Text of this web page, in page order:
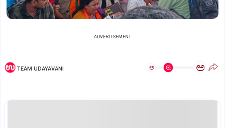
ADVERTISEMENT
TEAM UDAYAVANI ಅ ಅ